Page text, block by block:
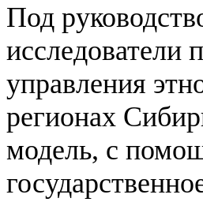
Под
исследователи
управления
регионах
модель, с